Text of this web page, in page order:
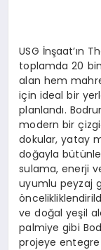
USG İnşaat’ın
toplamda 20
alan hem
için ideal bir
planlandı.
modern bir
dokular, yatay
doğayla
sulama, enerji
uyumlu peyzaj
ve doğal yeşil
palmiye gibi
projeye entegre